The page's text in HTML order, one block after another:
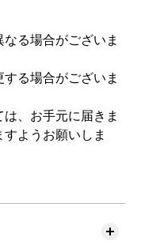
る場合がございま
る場合がございま
、お手元に届きま
ようお願いしま